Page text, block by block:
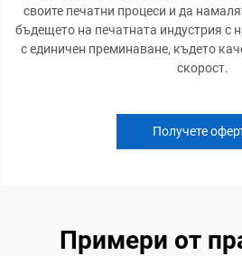
своите печатни процеси и да
бъдещето на печатната индустрия с
с единичен преминаване, където
скорост.
Получете
Примери от